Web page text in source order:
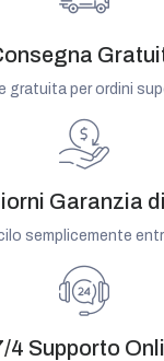
gratuita per ordini
Garanzia
semplicemente
4 Supporto